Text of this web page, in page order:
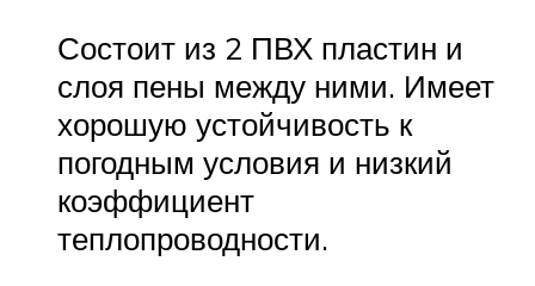
Состоит из 2 ПВХ пластин и
слоя пены между ними. Имеет
хорошую устойчивость к
погодным условия и низкий
коэффициент
теплопроводности.